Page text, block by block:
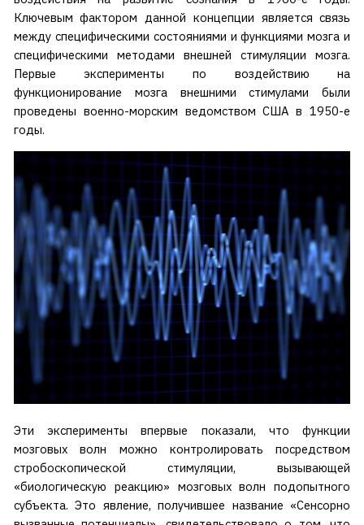
Ключевым фактором данной концепции является связь
между специфическими состояниями и функциями мозга и
специфическими методами внешней стимуляции мозга.
Первые эксперименты по воздействию на
функционирование мозга внешними стимулами были
проведены военно-морским ведомством США в 1950-е
годы.
Эти эксперименты впервые показали, что функции
мозговых волн можно контролировать посредством
стробоскопической стимуляции, вызывающей
«биологическую реакцию» мозговых волн подопытного
субъекта. Это явление, получившее название «Сенсорно